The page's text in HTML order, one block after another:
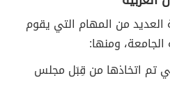
العديد من المهام التي يقوم
ومنها:
تم اتخاذها من قِبَل مجلس